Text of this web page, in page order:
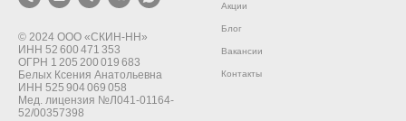
© 2024 ООО «СКИН‑НН»
ИНН 52 600 471 353
ОГРН 1 205 200 019 683
Белых Ксения Анатольевна
ИНН 525 904 069 058
Мед. лицензия №Л041-01164-
52/00357398
Акции
Блог
Вакансии
Контакты